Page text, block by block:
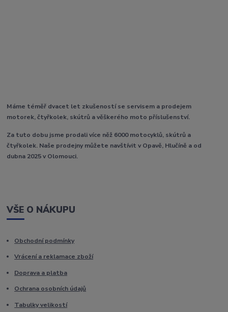
Máme téměř dvacet let zkušeností se servisem a prodejem
motorek, čtyřkolek, skútrů a věškerého moto příslušenství.
Za tuto dobu jsme prodali více něž 6000 motocyklů, skútrů a
čtyřkolek. Naše prodejny můžete navštívit v Opavě, Hlučíně a od
dubna 2025 v Olomouci.
VŠE O NÁKUPU
Obchodní podmínky
Vrácení a reklamace zboží
Doprava a platba
Ochrana osobních údajů
Tabulky velikostí